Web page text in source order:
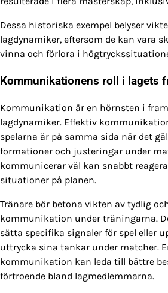
Dessa historiska exempel belyser
lagdynamiker, eftersom de kan vara
vinna och förlora i
Kommunikationens roll i lagets
Kommunikation är en hörnsten i
lagdynamiker. Effektiv
spelarna är på samma sida när det
formationer och justeringar under
kommunicerar väl kan snabbt
situationer på planen.
Tränare bör betona vikten av tydlig
kommunikation under träningarna.
sätta specifika signaler för spel eller
uttrycka sina tankar under matcher.
kommunikation kan leda till bättre
förtroende bland lagmedlemmarna.